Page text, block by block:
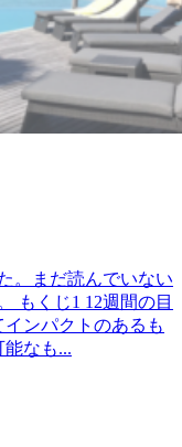
。まだ読んでいない
もくじ1 12週間の目
ンパクトのあるも
なも...